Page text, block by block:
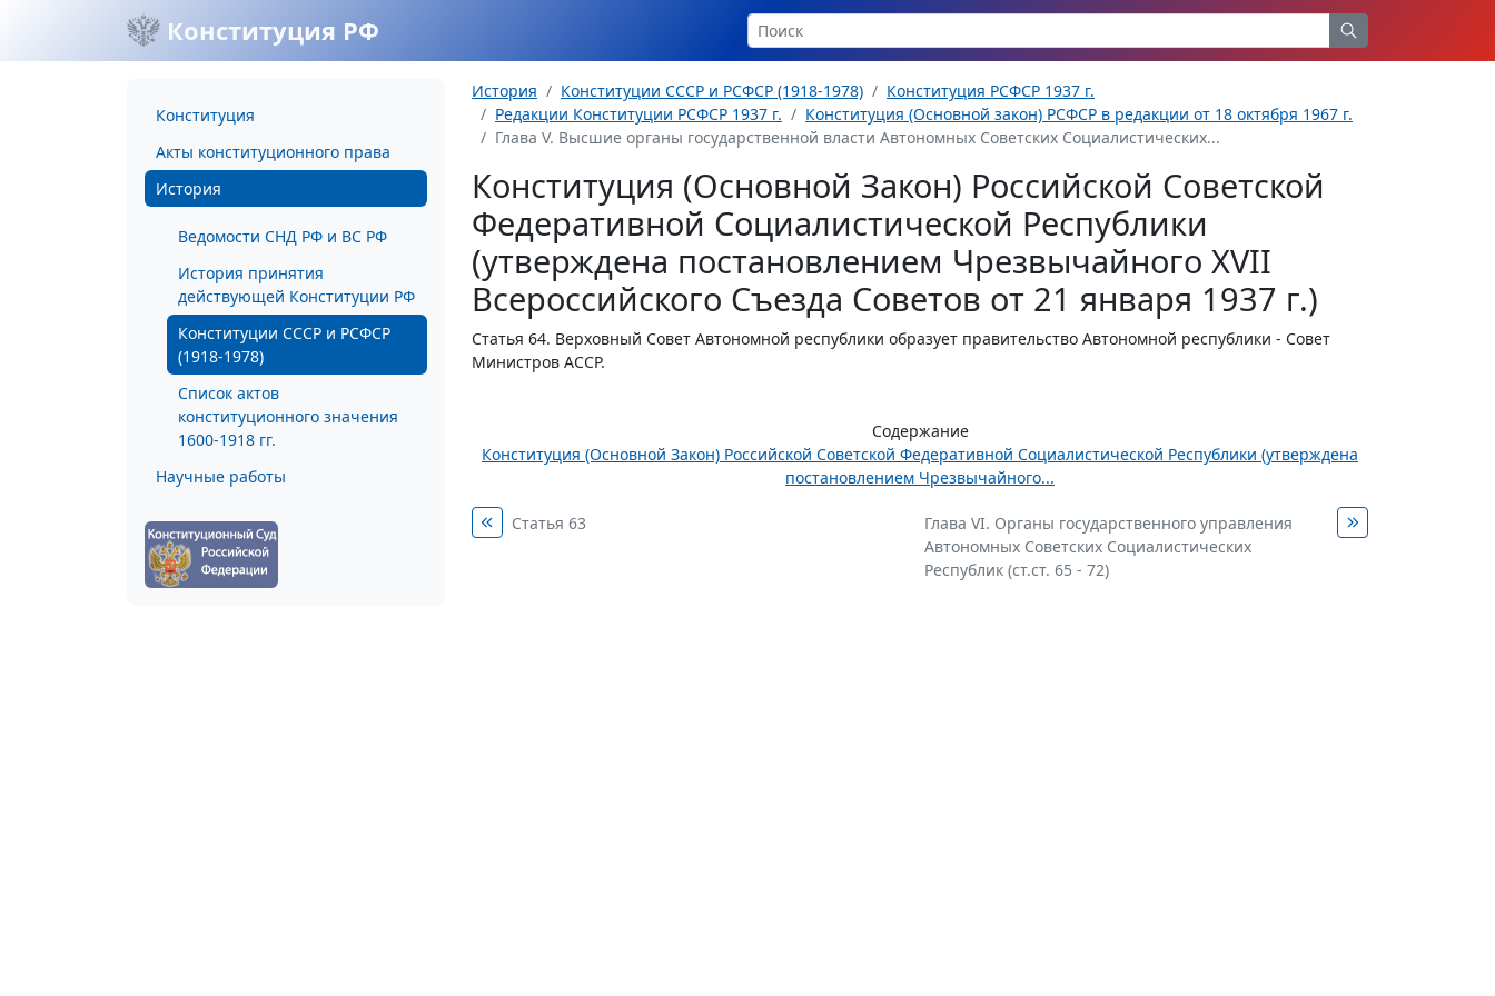
Конституция РФ
Конституция
Акты конституционного права
История
Ведомости СНД РФ и ВС РФ
История принятия
действующей Конституции РФ
Конституции СССР и РСФСР
(1918-1978)
Список актов
конституционного значения
1600-1918 гг.
Научные работы
История Конституции СССР и РСФСР (1918-1978)
Конституция РСФСР 1937 г.
Редакции Конституции РСФСР 1937 г.
Конституция (Основной закон) РСФСР в редакции от 18 октября 1967 г.
Глава V. Высшие органы государственной власти Автономных Советских Социалистических...
Конституция (Основной Закон) Российской Советской
Федеративной Социалистической Республики
(утверждена постановлением Чрезвычайного XVII
Всероссийского Съезда Советов от 21 января 1937 г.)
Статья 64. Верховный Совет Автономной республики образует правительство Автономной республики - Совет
Министров АССР.
Содержание
Конституция (Основной Закон) Российской Советской Федеративной Социалистической Республики (утверждена
постановлением Чрезвычайного...
Статья 63
Глава VI. Органы государственного управления
Автономных Советских Социалистических
Республик (ст.ст. 65 - 72)